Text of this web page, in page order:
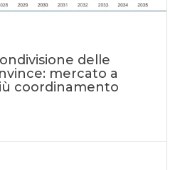
delle
mercato a
coordinamento